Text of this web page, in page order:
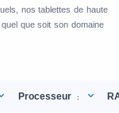
nos tablettes de haute
que soit son domaine
Processeur :